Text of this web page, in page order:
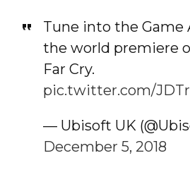
Tune into the Game
the world premiere
Far Cry.
pic.twitter.com/
— Ubisoft UK
December 5, 2018